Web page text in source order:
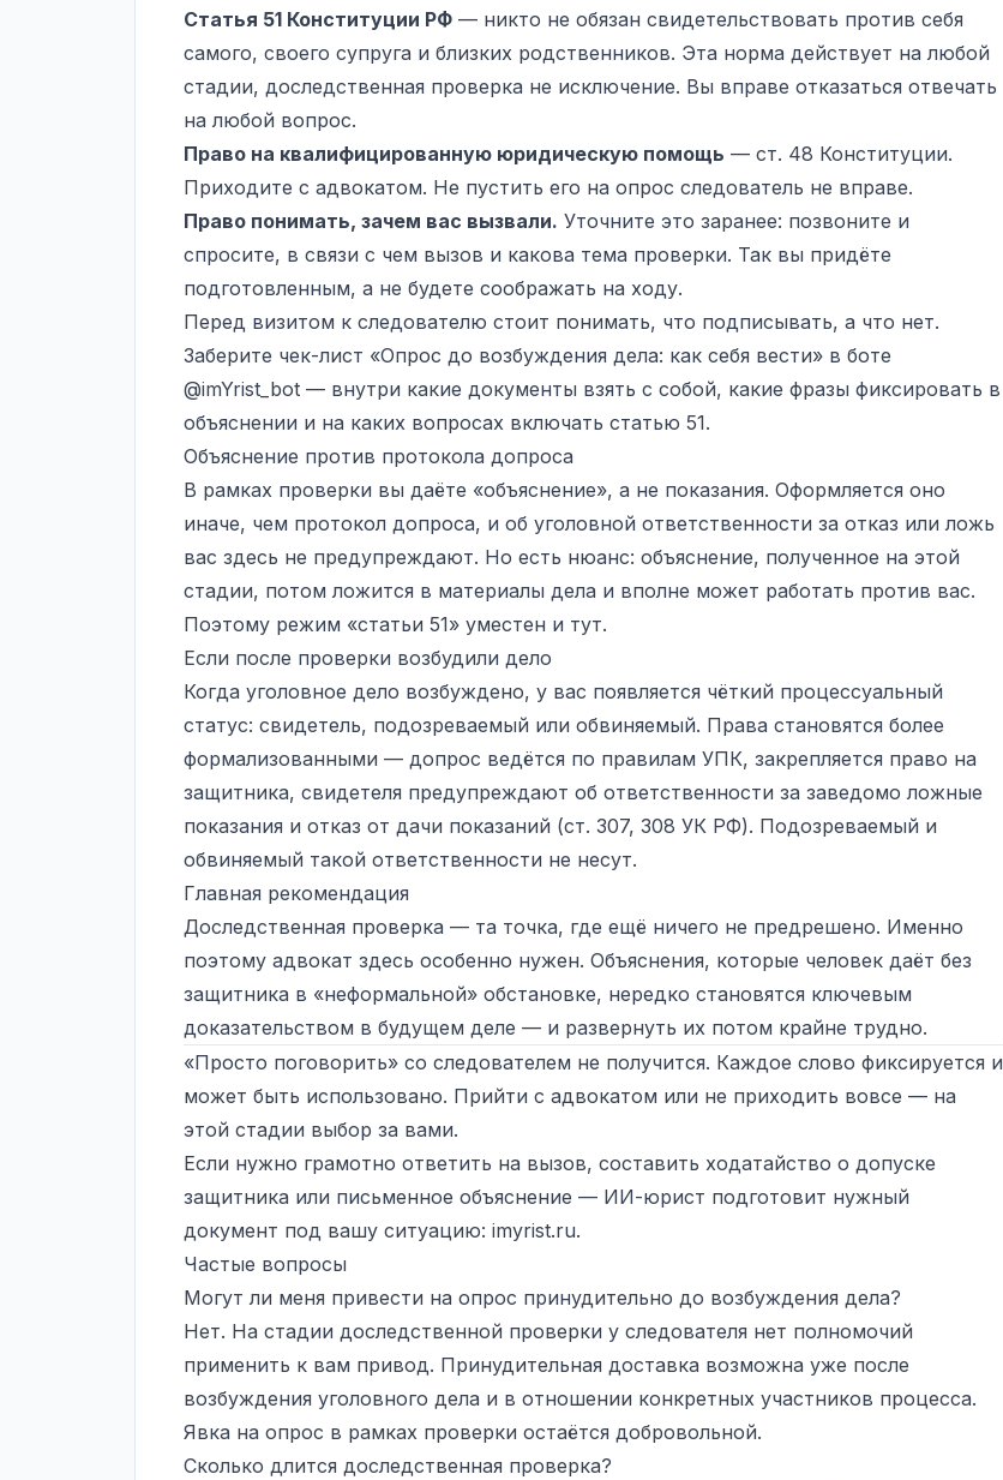
Статья 51 Конституции РФ — никто не обязан свидетельствовать против себя
самого, своего супруга и близких родственников. Эта норма действует на любой
стадии, доследственная проверка не исключение. Вы вправе отказаться отвечать
на любой вопрос.
Право на квалифицированную юридическую помощь — ст. 48 Конституции.
Приходите с адвокатом. Не пустить его на опрос следователь не вправе.
Право понимать, зачем вас вызвали. Уточните это заранее: позвоните и
спросите, в связи с чем вызов и какова тема проверки. Так вы придёте
подготовленным, а не будете соображать на ходу.
Перед визитом к следователю стоит понимать, что подписывать, а что нет.
Заберите чек-лист «Опрос до возбуждения дела: как себя вести» в боте
@imYrist_bot — внутри какие документы взять с собой, какие фразы фиксировать в
объяснении и на каких вопросах включать статью 51.
Объяснение против протокола допроса
В рамках проверки вы даёте «объяснение», а не показания. Оформляется оно
иначе, чем протокол допроса, и об уголовной ответственности за отказ или ложь
вас здесь не предупреждают. Но есть нюанс: объяснение, полученное на этой
стадии, потом ложится в материалы дела и вполне может работать против вас.
Поэтому режим «статьи 51» уместен и тут.
Если после проверки возбудили дело
Когда уголовное дело возбуждено, у вас появляется чёткий процессуальный
статус: свидетель, подозреваемый или обвиняемый. Права становятся более
формализованными — допрос ведётся по правилам УПК, закрепляется право на
защитника, свидетеля предупреждают об ответственности за заведомо ложные
показания и отказ от дачи показаний (ст. 307, 308 УК РФ). Подозреваемый и
обвиняемый такой ответственности не несут.
Главная рекомендация
Доследственная проверка — та точка, где ещё ничего не предрешено. Именно
поэтому адвокат здесь особенно нужен. Объяснения, которые человек даёт без
защитника в «неформальной» обстановке, нередко становятся ключевым
доказательством в будущем деле — и развернуть их потом крайне трудно.
«Просто поговорить» со следователем не получится. Каждое слово фиксируется и
может быть использовано. Прийти с адвокатом или не приходить вовсе — на
этой стадии выбор за вами.
Если нужно грамотно ответить на вызов, составить ходатайство о допуске
защитника или письменное объяснение — ИИ-юрист подготовит нужный
документ под вашу ситуацию: imyrist.ru.
Частые вопросы
Могут ли меня привести на опрос принудительно до возбуждения дела?
Нет. На стадии доследственной проверки у следователя нет полномочий
применить к вам привод. Принудительная доставка возможна уже после
возбуждения уголовного дела и в отношении конкретных участников процесса.
Явка на опрос в рамках проверки остаётся добровольной.
Сколько длится доследственная проверка?